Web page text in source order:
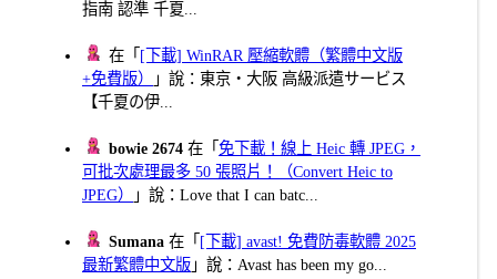
指南 認準 千夏...
在「 [下載] WinRAR 壓縮軟體（繁體中文版
+免費版）
」說：東京・大阪 高級派遣サービス
【千夏の伊...
bowie 2674 在「免下載！線上 Heic 轉 JPEG，
可批次處理最多 50 張照片！（Convert Heic to
JPEG）
」說：Love that I can batc...
Sumana 在「 [下載] avast! 免費防毒軟體 2025
最新繁體中文版 」說：Avast has been my go...